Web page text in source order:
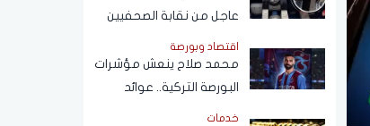
عاجل من نقابة الصحفيين
بشأن واقعة فتاة الأوبر
اقتصاد وبورصة
محمد صلاح ينعش مؤشرات
البورصة التركية.. عوائد
انتقال الفرعون المصري
خدمات